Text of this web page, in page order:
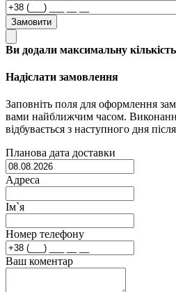
Замовити
Ви додали максимальну
Надіслати замовлення
Заповніть поля для оформлення
вами найближчим часом.
відбувається з наступного дня
Планова дата доставки
Адреса
Ім`я
Номер телефону
Ваш коментар